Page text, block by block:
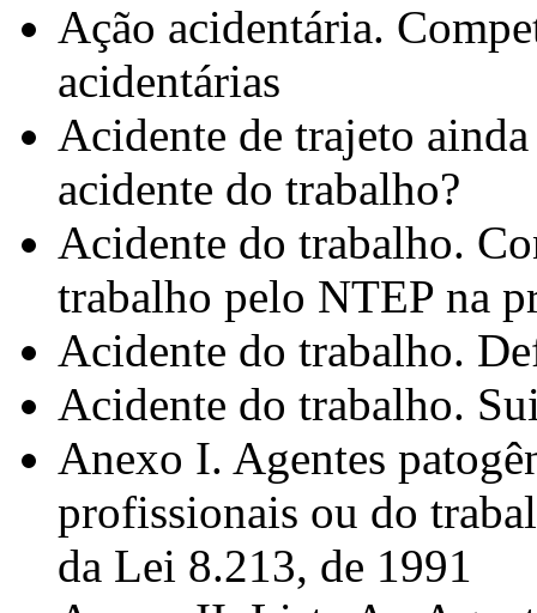
Ação acidentária.
acidentárias
Acidente de trajeto
acidente do trabalho?
Acidente do trabalho.
trabalho pelo NTEP na
Acidente do trabalho.
Acidente do trabalho.
Anexo I. Agentes
profissionais ou do
da Lei 8.213, de 1991